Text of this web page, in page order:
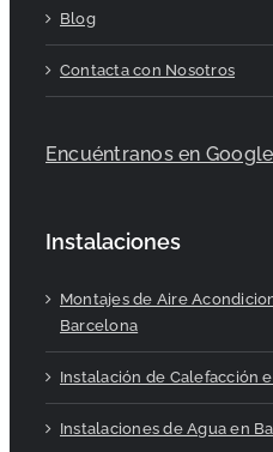
Blog
Contacta con Nosotros
Encuéntranos en
Instalaciones
Montajes de Aire
Barcelona
Instalación de Calefacción
Instalaciones de Agua en